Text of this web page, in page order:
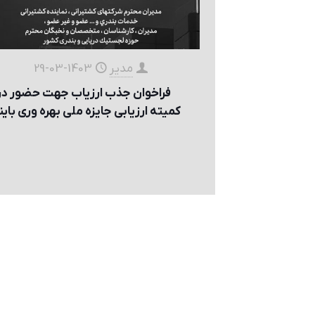
مدیر
1403-03-29
فراخوان جذب ارزياب جهت حضور
كميته ارزيابی جايزه ملی بهره وری